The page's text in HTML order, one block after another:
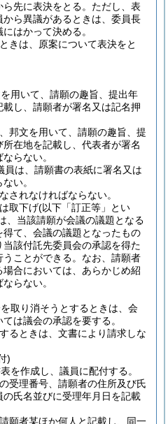
先に表決をとる。 ただし、表
ら異議があるときは、委員長
はかって決める。
きは、原案について表決をと
用いて、請願の趣旨、提出年
し、請願者が署名又は記名押
邦文を用いて、請願の趣旨、提
在地を記載し、代表者が署名
らない。
員は、請願書の表紙に署名又は
い。
されなければならない。
取下げ(以下「訂正等」とい
、当該請願が会議の議題となる
て、会議の議題となったもの
該付託先委員会の承認を得た
ことができる。 なお、請願者
合においては、あらかじめ紹
らない。
取り消そうとするときは、会
は議会の承認を要する。
るときは、文書により請求しな
)
を作成し、議員に配付する。
受理番号、請願者の住所及び氏
氏名並びに受理年月日を記載
願者某ほか何人と記載し、同一